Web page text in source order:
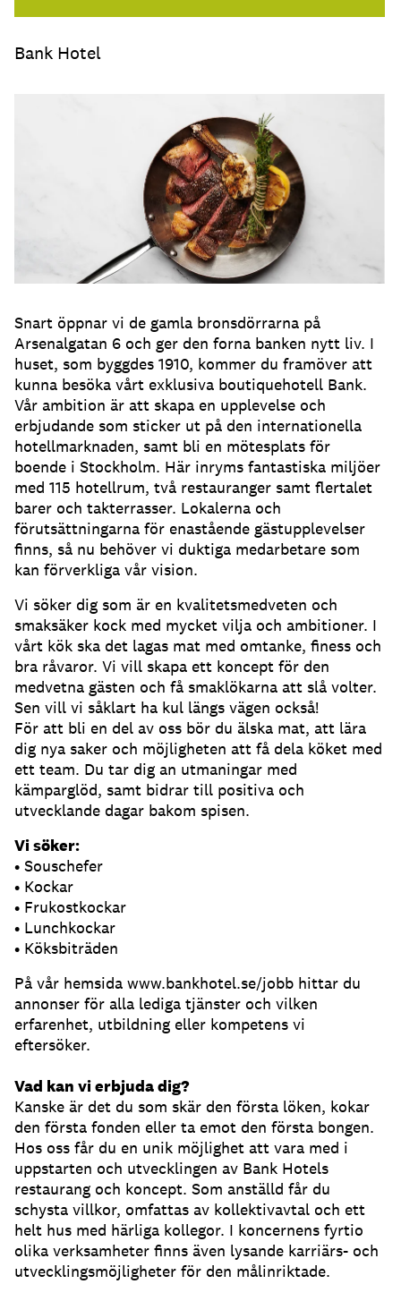
Bank Hotel
Snart öppnar vi de gamla bronsdörrarna på
Arsenalgatan 6 och ger den forna banken nytt liv. I
huset, som byggdes 1910, kommer du framöver att
kunna besöka vårt exklusiva boutiquehotell Bank.
Vår ambition är att skapa en upplevelse och
erbjudande som sticker ut på den internationella
hotellmarknaden, samt bli en mötesplats för
boende i Stockholm. Här inryms fantastiska miljöer
med 115 hotellrum, två restauranger samt flertalet
barer och takterrasser. Lokalerna och
förutsättningarna för enastående gästupplevelser
finns, så nu behöver vi duktiga medarbetare som
kan förverkliga vår vision.
Vi söker dig som är en kvalitetsmedveten och
smaksäker kock med mycket vilja och ambitioner. I
vårt kök ska det lagas mat med omtanke, finess och
bra råvaror. Vi vill skapa ett koncept för den
medvetna gästen och få smaklökarna att slå volter.
Sen vill vi såklart ha kul längs vägen också!
För att bli en del av oss bör du älska mat, att lära
dig nya saker och möjligheten att få dela köket med
ett team. Du tar dig an utmaningar med
kämparglöd, samt bidrar till positiva och
utvecklande dagar bakom spisen.
Vi söker:
• Souschefer
• Kockar
• Frukostkockar
• Lunchkockar
• Köksbiträden
På vår hemsida www.bankhotel.se/jobb hittar du
annonser för alla lediga tjänster och vilken
erfarenhet, utbildning eller kompetens vi
eftersöker.
Vad kan vi erbjuda dig?
Kanske är det du som skär den första löken, kokar
den första fonden eller ta emot den första bongen.
Hos oss får du en unik möjlighet att vara med i
uppstarten och utvecklingen av Bank Hotels
restaurang och koncept. Som anställd får du
schysta villkor, omfattas av kollektivavtal och ett
helt hus med härliga kollegor. I koncernens fyrtio
olika verksamheter finns även lysande karriärs- och
utvecklingsmöjligheter för den målinriktade.